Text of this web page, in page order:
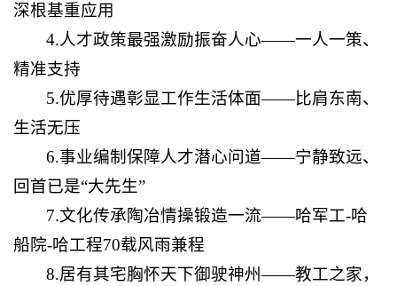
深根基重应用
4.人才政策最强激励振奋人心——一人一策、
精准支持
5.优厚待遇彰显工作生活体面——比肩东南、
生活无压
6.事业编制保障人才潜心问道——宁静致远、
回首已是“大先生”
7.文化传承陶冶情操锻造一流——哈军工-哈
船院-哈工程70载风雨兼程
8.居有其宅胸怀天下御驶神州——教工之家，